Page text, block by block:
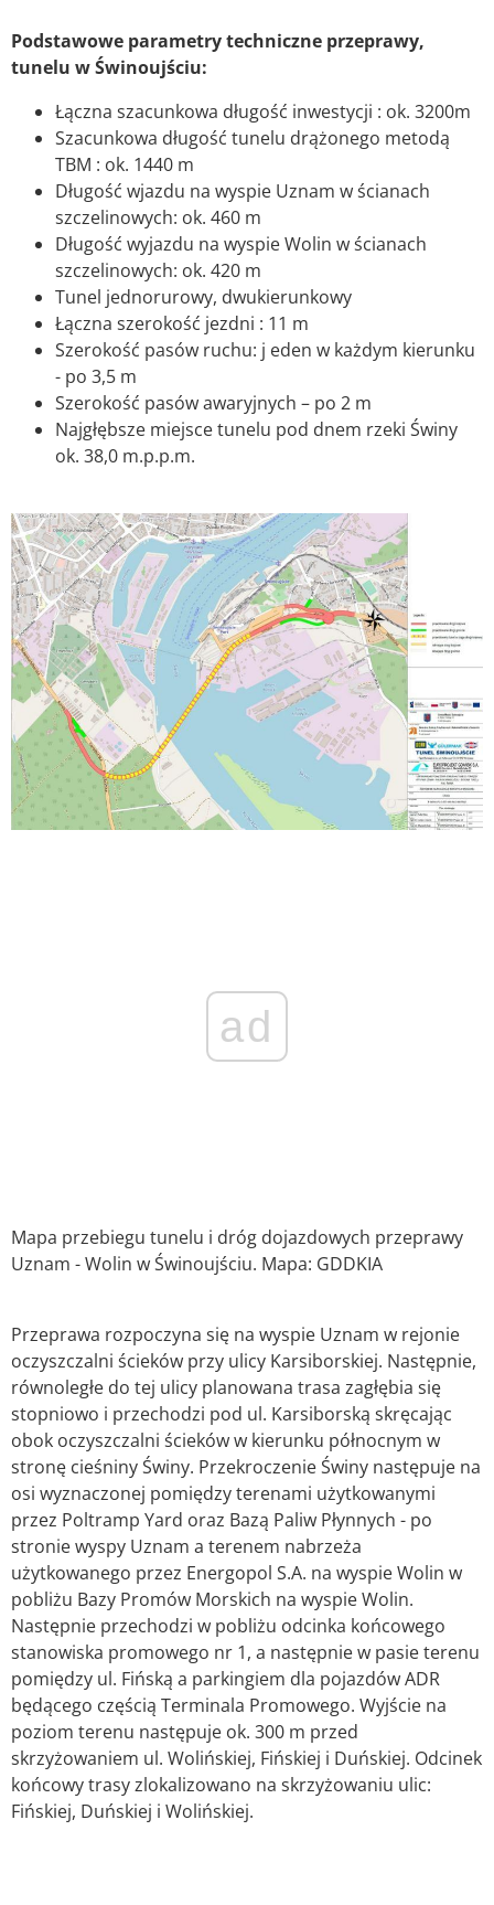
Podstawowe parametry techniczne przeprawy,
tunelu w Świnoujściu:
Łączna szacunkowa długość inwestycji : ok. 3200m
Szacunkowa długość tunelu drążonego metodą
TBM : ok. 1440 m
Długość wjazdu na wyspie Uznam w ścianach
szczelinowych: ok. 460 m
Długość wyjazdu na wyspie Wolin w ścianach
szczelinowych: ok. 420 m
Tunel jednorurowy, dwukierunkowy
Łączna szerokość jezdni : 11 m
Szerokość pasów ruchu: j eden w każdym kierunku
- po 3,5 m
Szerokość pasów awaryjnych – po 2 m
Najgłębsze miejsce tunelu pod dnem rzeki Świny
ok. 38,0 m.p.p.m.
ad
Mapa przebiegu tunelu i dróg dojazdowych przeprawy
Uznam - Wolin w Świnoujściu. Mapa: GDDKIA
Przeprawa rozpoczyna się na wyspie Uznam w rejonie
oczyszczalni ścieków przy ulicy Karsiborskiej. Następnie,
równoległe do tej ulicy planowana trasa zagłębia się
stopniowo i przechodzi pod ul. Karsiborską skręcając
obok oczyszczalni ścieków w kierunku północnym w
stronę cieśniny Świny. Przekroczenie Świny następuje na
osi wyznaczonej pomiędzy terenami użytkowanymi
przez Poltramp Yard oraz Bazą Paliw Płynnych - po
stronie wyspy Uznam a terenem nabrzeża
użytkowanego przez Energopol S.A. na wyspie Wolin w
pobliżu Bazy Promów Morskich na wyspie Wolin.
Następnie przechodzi w pobliżu odcinka końcowego
stanowiska promowego nr 1, a następnie w pasie terenu
pomiędzy ul. Fińską a parkingiem dla pojazdów ADR
będącego częścią Terminala Promowego. Wyjście na
poziom terenu następuje ok. 300 m przed
skrzyżowaniem ul. Wolińskiej, Fińskiej i Duńskiej. Odcinek
końcowy trasy zlokalizowano na skrzyżowaniu ulic:
Fińskiej, Duńskiej i Wolińskiej.